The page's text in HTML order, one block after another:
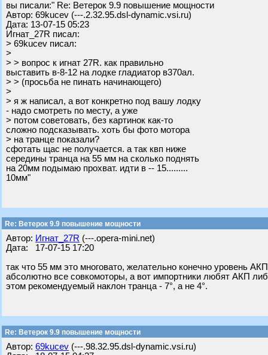
вы писали:" Re: Ветерок 9.9 повышение мощности
Автор: 69kucev (---.2.32.95.dsl-dynamic.vsi.ru)
Дата: 13-07-15 05:23
Игнат_27R писал:
> 69kucev писал:
>
> > вопрос к игнат 27R. как правильно
выставить в-8-12 на лодке гладиатор в370ал.
> > (просьба не пинать начинающего)
>
> я ж написал, а вот конкретно под вашу лодку
- надо смотреть по месту, а уже
> потом советовать, без картинок как-то
сложно подсказывать. хоть бы фото мотора
> на транце показали?
сфотать щас не получается. а так квп ниже
середины транца на 55 мм на сколько поднять
на 20мм подымаю прохват. идти в -- 15.........
10мм"
Re: Ветерок 9.9 повышение мощности
Автор: Игнат_27R (---.opera-mini.net)
Дата: 17-07-15 17:20
так что 55 мм это многовато, желательно конечно уровень
абсолютно все совкомоторы, а вот импортники любят АКП
этом рекомендуемый наклон транца - 7°, а не 4°.
Re: Ветерок 9.9 повышение мощности
Автор: 69kucev (---.98.32.95.dsl-dynamic.vsi.ru)